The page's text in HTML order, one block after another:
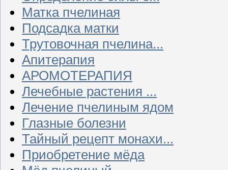
Матка пчелиная
Подсадка матки
Трутовочная пчелина...
Апитерапия
АРОМОТЕРАПИЯ
Лечебные растения ...
Лечение пчелиным ядом
Глазные болезни
Тайный рецепт монахи...
Приобретение мёда